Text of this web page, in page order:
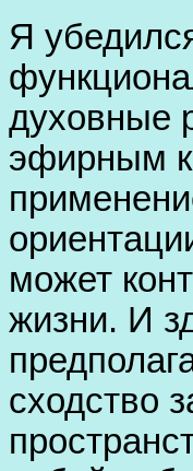
Я
духовные
эфирным
может
жизни. И
сходство